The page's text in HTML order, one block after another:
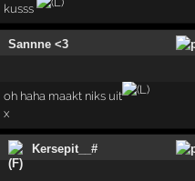
kusss
Sannne <3
oh haha maakt niks uit
x
Kersepit__#